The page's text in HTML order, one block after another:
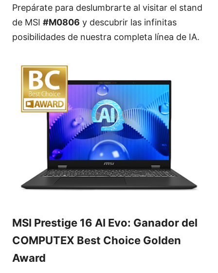
Prepárate para deslumbrarte al visitar el stand
de MSI #M0806 y descubrir las infinitas
posibilidades de nuestra completa línea de IA.
MSI Prestige 16 AI Evo: Ganador del
COMPUTEX Best Choice Golden
Award